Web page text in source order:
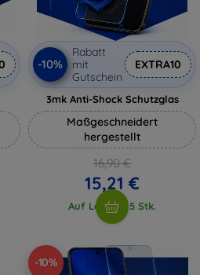
-10%
Rabatt
mit
Gutschein
EXTRA10
3mk Anti-Shock Schutzglas
Maßgeschneidert
hergestellt
16,90 €
15,21 €
Auf Lager > 5 Stk.
-10%